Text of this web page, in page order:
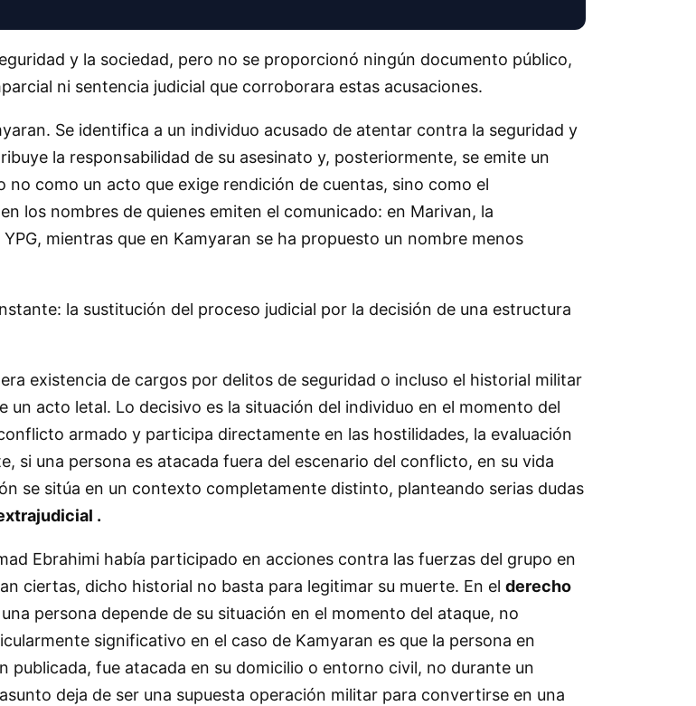
y la sociedad, pero no se proporcionó ningún documento público,
ni sentencia judicial que corroborara estas acusaciones.
Se identifica a un individuo acusado de atentar contra la seguridad y
la responsabilidad de su asesinato y, posteriormente, se emite un
como un acto que exige rendición de cuentas, sino como el
los nombres de quienes emiten el comunicado: en Marivan, la
mientras que en Kamyaran se ha propuesto un nombre menos
la sustitución del proceso judicial por la decisión de una estructura
existencia de cargos por delitos de seguridad o incluso el historial militar
un acto letal. Lo decisivo es la situación del individuo en el momento del
armado y participa directamente en las hostilidades, la evaluación
si una persona es atacada fuera del escenario del conflicto, en su vida
se sitúa en un contexto completamente distinto, planteando serias dudas
.
Ebrahimi había participado en acciones contra las fuerzas del grupo en
ciertas, dicho historial no basta para legitimar su muerte. En el derecho
persona depende de su situación en el momento del ataque, no
significativo en el caso de Kamyaran es que la persona en
publicada, fue atacada en su domicilio o entorno civil, no durante un
deja de ser una supuesta operación militar para convertirse en una